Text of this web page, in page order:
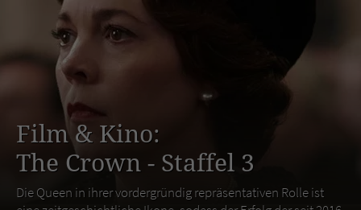
Film & Kino:
The Crown - Staffel 3
Die Queen in ihrer vordergründig repräsentativen Rolle ist